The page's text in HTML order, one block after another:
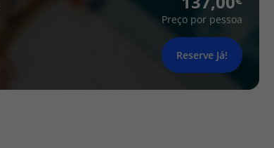
Preço por pessoa
Reserve Já!